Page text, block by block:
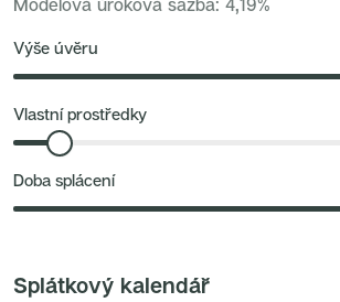
(Praha 5), která dlouhodobě patří mezi
rezidenční lokality. Nabízí ideální
infrastruktury a blízkosti přírody. V
se nachází zastávky tramvají a autobusů,
centra Prahy dostanete pohodlně během
Lokalita nabízí kompletní občanskou
školky, obchody, restaurace, kavárny i
Modelová úroková sazba: 4,19%
Výše úvěru
Vlastní prostředky
Doba splácení
Splátkový kalendář
Nové byty 1+kk Plzeňský kraj
Developerské projekty
Rezidence Grafická
Lihovar Smíchov Jih
Jateční 35
Na Spojce 2
JITRO
Rezidence Okula
Zenklova 81
Rezidence v Údolí
Semerínka